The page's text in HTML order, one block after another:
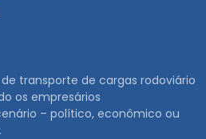
transporte de cargas rodoviário
os empresários
– político, econômico ou